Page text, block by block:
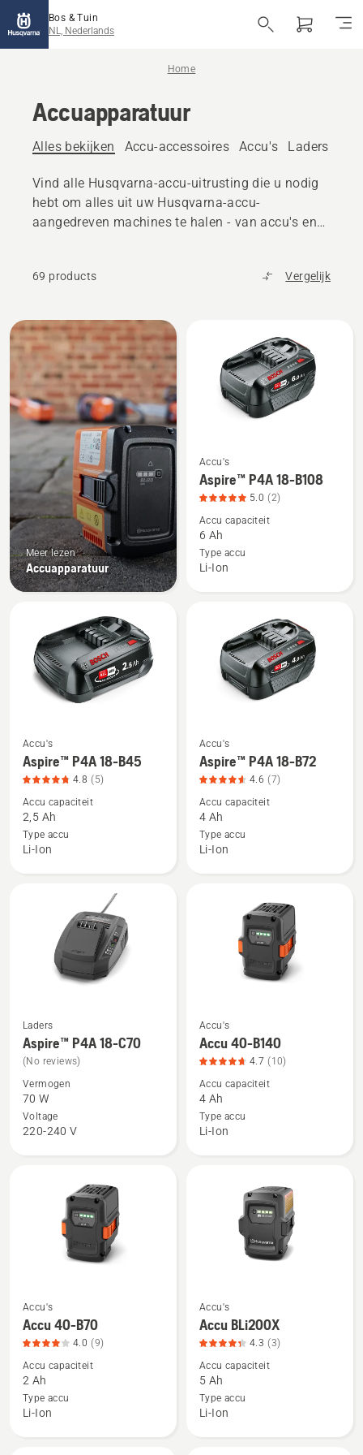
Bos & Tuin
NL, Nederlands
Home
Accuapparatuur
Alles bekijken Accu-accessoires Accu's Laders
Vind alle Husqvarna-accu-uitrusting die u nodig
hebt om alles uit uw Husqvarna-accu-
aangedreven machines te halen - van accu's en
69 products Vergelijk
Bekijk
alle
producten
Meer lezen
Accuapparatuur
Bekijk
meer
details
over
Aspire™
P4A
productbeoordeling
Accu's
Aspire™ P4A 18-B108
5.0 (2)
Accu capaciteit
6 Ah
Type accu
Li-Ion
Bekijk
meer
details
over
Aspire™
P4A
productbeoordeling
Accu's
Aspire™ P4A 18-B45
4.8 (5)
Accu capaciteit
2,5 Ah
Type accu
Li-Ion
Bekijk
meer
details
over
Aspire™
P4A
productbeoordeling
Accu's
Aspire™ P4A 18-B72
4.6 (7)
Accu capaciteit
4 Ah
Type accu
Li-Ion
Bekijk
meer
details
over
Aspire™
P4A
Laders
Aspire™ P4A 18-C70
(No reviews)
Vermogen
70 W
Voltage
220-240 V
Bekijk
meer
details
over
Accu
40-
Accu's
Accu 40-B140
4.7 (10)
Accu capaciteit
4 Ah
Type accu
Li-Ion
Bekijk
meer
details
over
Accu
40-
Accu's
Accu 40-B70
4.0 (9)
Accu capaciteit
2 Ah
Type accu
Li-Ion
Bekijk
meer
details
over
Accu
BLi200X,
Accu's
Accu BLi200X
4.3 (3)
Accu capaciteit
5 Ah
Type accu
Li-Ion